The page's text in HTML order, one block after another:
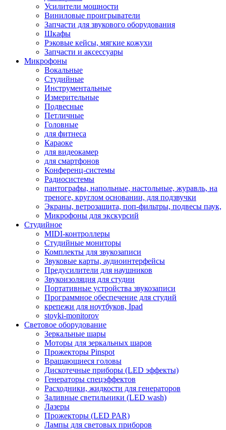
Усилители мощности
Виниловые проигрыватели
Запчасти для звукового оборудования
Шкафы
Рэковые кейсы, мягкие кожухи
Запчасти и аксессуары
Микрофоны
Вокальные
Студийные
Инструментальные
Измерительные
Подвесные
Петличные
Головные
для фитнеса
Караоке
для видеокамер
для смартфонов
Конференц-системы
Радиосистемы
пантографы, напольные, настольные, журавль, на
треноге, круглом основании, для подзвучки
Экраны, ветрозащита, поп-фильтры, подвесы паук,
Микрофоны для экскурсий
Студийное
MIDI-контроллеры
Студийные мониторы
Комплекты для звукозаписи
Звуковые карты, аудиоинтерфейсы
Предусилители для наушников
Звукоизоляция для студии
Портативные устройства звукозаписи
Программное обеспечение для студий
крепежи для ноутбуков, Ipad
stoyki-monitorov
Световое оборудование
Зеркальные шары
Моторы для зеркальных шаров
Прожекторы Pinspot
Вращающиеся головы
Дискотечные приборы (LED эффекты)
Генераторы спецэффектов
Расходники, жидкости для генераторов
Заливные светильники (LED wash)
Лазеры
Прожекторы (LED PAR)
Лампы для световых приборов